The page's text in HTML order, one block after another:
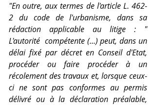
"En outre, aux termes de l'article L. 462-
2 du code de l'urbanisme, dans sa
rédaction applicable au litige : "
L'autorité  compétente (...) peut, dans un
délai fixé par décret en Conseil d'Etat,
procéder ou faire procéder à un
récolement des travaux et, lorsque ceux-
ci ne sont pas conformes au permis
délivré ou à la déclaration préalable,